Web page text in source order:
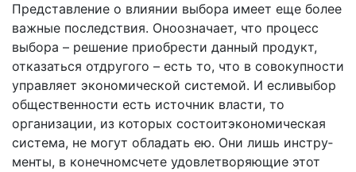
Представление о влиянии выбора имеет еще более
важные последствия. Оноозначает, что процесс
выбора – решение приобрести данный продукт,
отказаться отдру­гого – есть то, что в совокупности
управляет экономической системой. И есливыбор
общественности есть источ­ник власти, то
организации, из которых состоитэкономи­ческая
система, не могут обладать ею. Они лишь инстру­
менты, в конечномсчете удовлетворяющие этот